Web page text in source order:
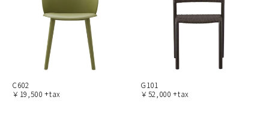
C602
￥19,500 +tax
G101
￥52,000 +tax